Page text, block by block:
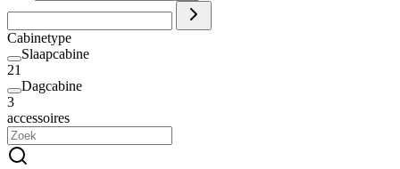
Cabinetype
Slaapcabine
21
Dagcabine
3
accessoires